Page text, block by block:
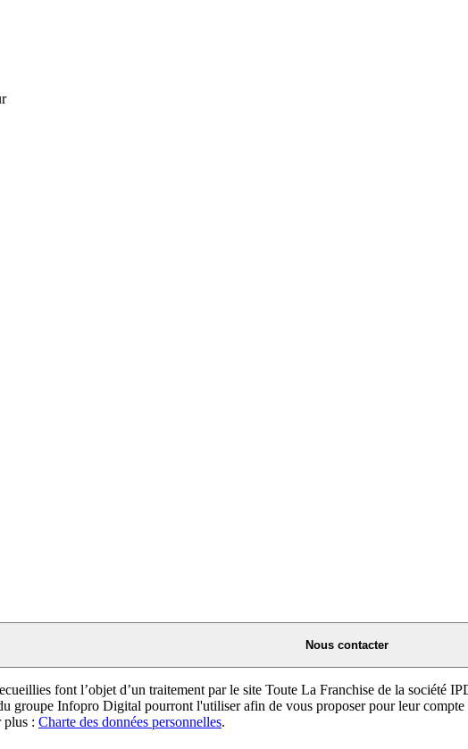
Nous contacter
font l’objet d’un traitement par le site Toute La Franchise de la société
groupe Infopro Digital pourront l'utiliser afin de vous proposer pour leur
plus : Charte des données personnelles.